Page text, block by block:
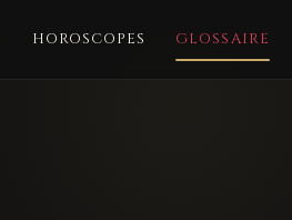
HOROSCOPES GLOSSAIRE